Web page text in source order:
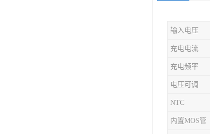
输入电压
充电电流
充电频率
电压可调
NTC
内置MOS管